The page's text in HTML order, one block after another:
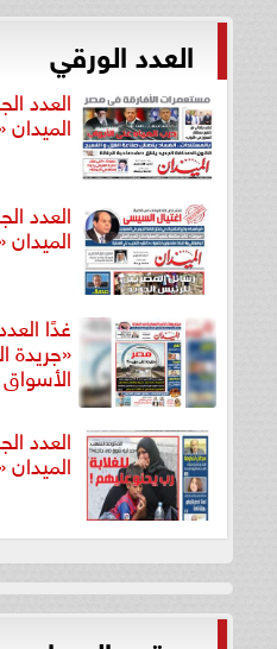
العدد الورقي
العدد
الميدان
العدد
الميدان
غدًا
«جريدة
الأسواق
العدد
الميدان